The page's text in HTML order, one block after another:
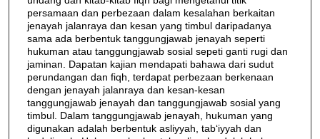
persamaan dan perbezaan dalam kesalahan berkaitan
jenayah jalanraya dan kesan yang timbul daripadanya
sama ada berbentuk tanggungjawab jenayah seperti
hukuman atau tanggungjawab sosial sepeti ganti rugi dan
jaminan. Dapatan kajian mendapati bahawa dari sudut
perundangan dan fiqh, terdapat perbezaan berkenaan
dengan jenayah jalanraya dan kesan-kesan
tanggungjawab jenayah dan tanggungjawab sosial yang
timbul. Dalam tanggungjawab jenayah, hukuman yang
digunakan adalah berbentuk asliyyah, tab‘iyyah dan